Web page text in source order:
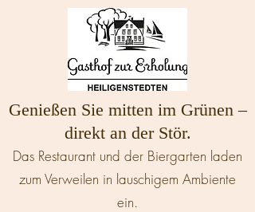
Genießen Sie mitten im Grünen –
direkt an der Stör.
Das Restaurant und der Biergarten laden
zum Verweilen in lauschigem Ambiente
ein.